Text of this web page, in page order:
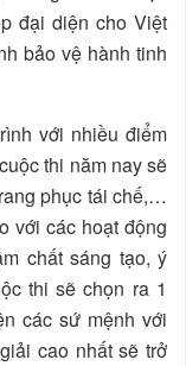
đại diện cho Việt
bảo vệ hành tinh
với nhiều điểm
thi năm nay sẽ
phục tái chế,…
với các hoạt động
chất sáng tạo, ý
thi sẽ chọn ra 1
các sứ mệnh với
cao nhất sẽ trở